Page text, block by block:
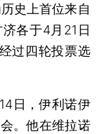
史上首位来自
各于4月21日
过四轮投票选
日，伊利诺伊
。他在维拉诺